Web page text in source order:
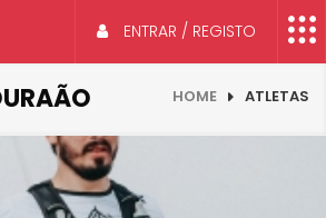
ENTRAR / REGISTO
HOME ATLETAS